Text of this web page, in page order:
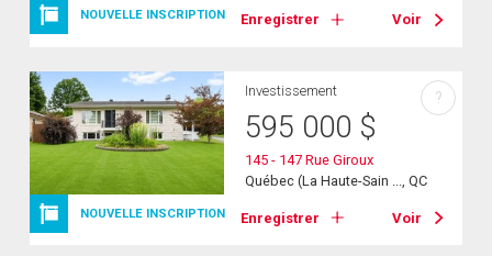
NOUVELLE INSCRIPTION Enregistrer Voir
NOUVELLE INSCRIPTION
Investissement
595 000 $
145 - 147 Rue Giroux
Québec (La Haute-Sain ..., QC
Enregistrer Voir
?